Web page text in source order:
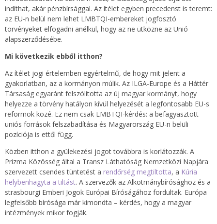
indíthat, akár pénzbírsággal. Az ítélet egyben precedenst is teremt:
az EU-n belül nem lehet LMBTQI-embereket jogfosztó
törvényeket elfogadni anélkül, hogy az ne ütközne az Unió
alapszerződésébe.
Mi következik ebből itthon?
Az ítélet jogi értelemben egyértelmű, de hogy mit jelent a
gyakorlatban, az a kormányon múlik. Az ILGA-Europe és a Háttér
Társaság egyaránt felszólította az új magyar kormányt, hogy
helyezze a törvény hatályon kívül helyezését a legfontosabb EU-s
reformok közé. Ez nem csak LMBTQI-kérdés: a befagyasztott
uniós források felszabadítása és Magyarország EU-n belüli
pozíciója is ettől függ.
Közben itthon a gyülekezési jogot továbbra is korlátozzák. A
Prizma Közösség által a Transz Láthatóság Nemzetközi Napjára
szervezett csendes tüntetést a rendőrség megtiltotta, a Kúria
helybenhagyta a tiltást. A szervezők az Alkotmánybírósághoz és a
strasbourgi Emberi Jogok Európai Bíróságához fordultak. Európa
legfelsőbb bírósága már kimondta – kérdés, hogy a magyar
intézmények mikor fogják.